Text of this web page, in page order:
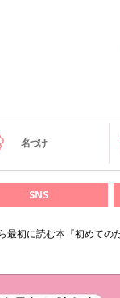
名づけ
SNS
初に読む本『初めての